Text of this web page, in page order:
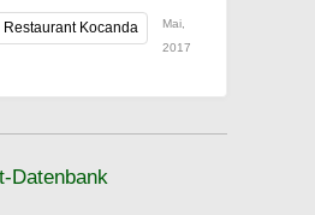
Restaurant Kocanda
Mai,
2017
Datenbank